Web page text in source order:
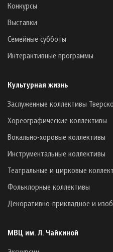
Конкурсы
Выставки
Семейные субботы
Интерактивные программы
Культурная жизнь
Заслуженные коллективы
Хореографические коллективы
Вокально-хоровые коллективы
Инструментальные коллективы
Театральные и цирковые
Фольклорные коллективы
Декоративно-прикладное и
МВЦ им. Л. Чайкиной